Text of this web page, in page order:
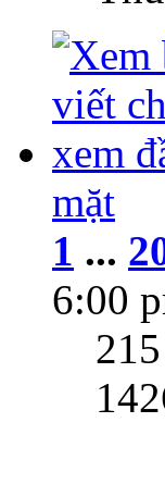
mặt
1 ...
6:00
215